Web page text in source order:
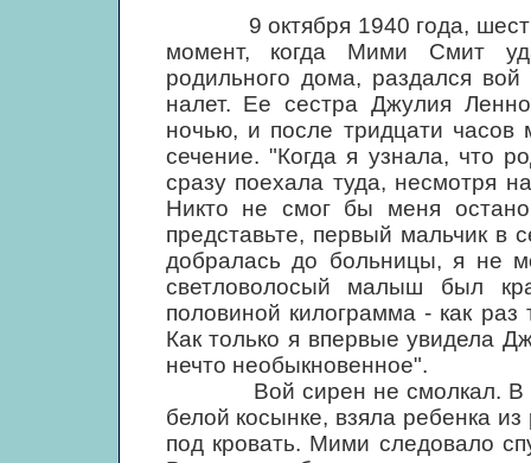
9 октября 1940 года, шесть
момент, когда Мими Смит
родильного дома, раздался
налет. Ее сестра Джулия
ночью, и после тридцати часов
сечение. "Когда я узнала, что
сразу поехала туда, несмотря
Никто не смог бы меня
представьте, первый мальчик в
добралась до больницы, я не
светловолосый малыш был
половиной килограмма - как
Как только я впервые увидела
нечто необыкновенное".
Вой сирен не смолкал. В
белой косынке, взяла ребенка
под кровать. Мими следовало